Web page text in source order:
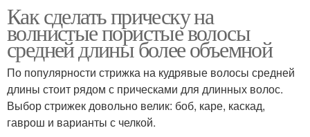
Как сделать прическу на
волнистые пористые волосы
средней длины более объемной
По популярности стрижка на кудрявые волосы средней
длины стоит рядом с прическами для длинных волос.
Выбор стрижек довольно велик: боб, каре, каскад,
гаврош и варианты с челкой.